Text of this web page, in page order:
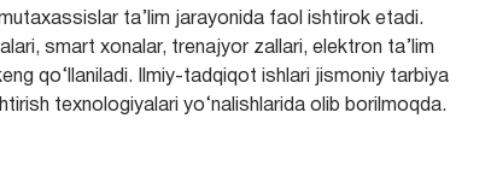
ta’lim jarayonida faol ishtirok etadi.
smart xonalar, trenajyor zallari, elektron ta’lim
qo‘llaniladi. Ilmiy-tadqiqot ishlari jismoniy tarbiya
texnologiyalari yo‘nalishlarida olib borilmoqda.